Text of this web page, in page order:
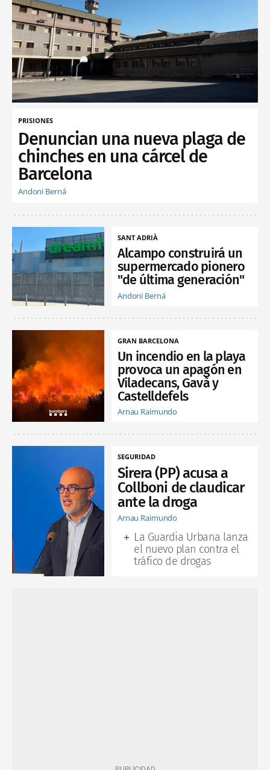
PRISIONES
Denuncian una nueva plaga de
chinches en una cárcel de
Barcelona
Andoni Berná
SANT ADRIÀ
Alcampo construirá un
supermercado pionero
"de última generación"
Andoni Berná
GRAN BARCELONA
Un incendio en la playa
provoca un apagón en
Viladecans, Gavà y
Castelldefels
Arnau Raimundo
SEGURIDAD
Sirera (PP) acusa a
Collboni de claudicar
ante la droga
Arnau Raimundo
La Guardia Urbana lanza
el nuevo plan contra el
tráfico de drogas